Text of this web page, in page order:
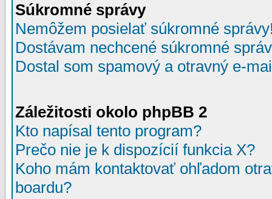
Súkromné správy
Nemôžem posielať súkromné
Dostávam nechcené súkromné
Dostal som spamový a otravný e-
Záležitosti okolo phpBB 2
Kto napísal tento program?
Prečo nie je k dispozícií funkcia X?
Koho mám kontaktovať ohľadom
boardu?